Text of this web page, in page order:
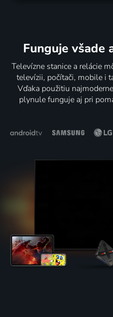
Funguje všade
Televízne stanice a relácie
televízii, počítači, mobile i
Vďaka použitiu
plynule funguje aj pri